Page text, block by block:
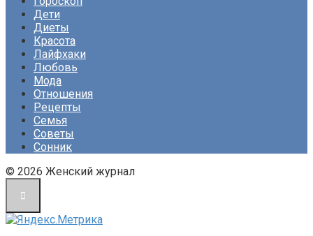
Дети
Диеты
Красота
Лайфхаки
Любовь
Мода
Отношения
Рецепты
Семья
Советы
Сонник
© 2026 Женский журнал